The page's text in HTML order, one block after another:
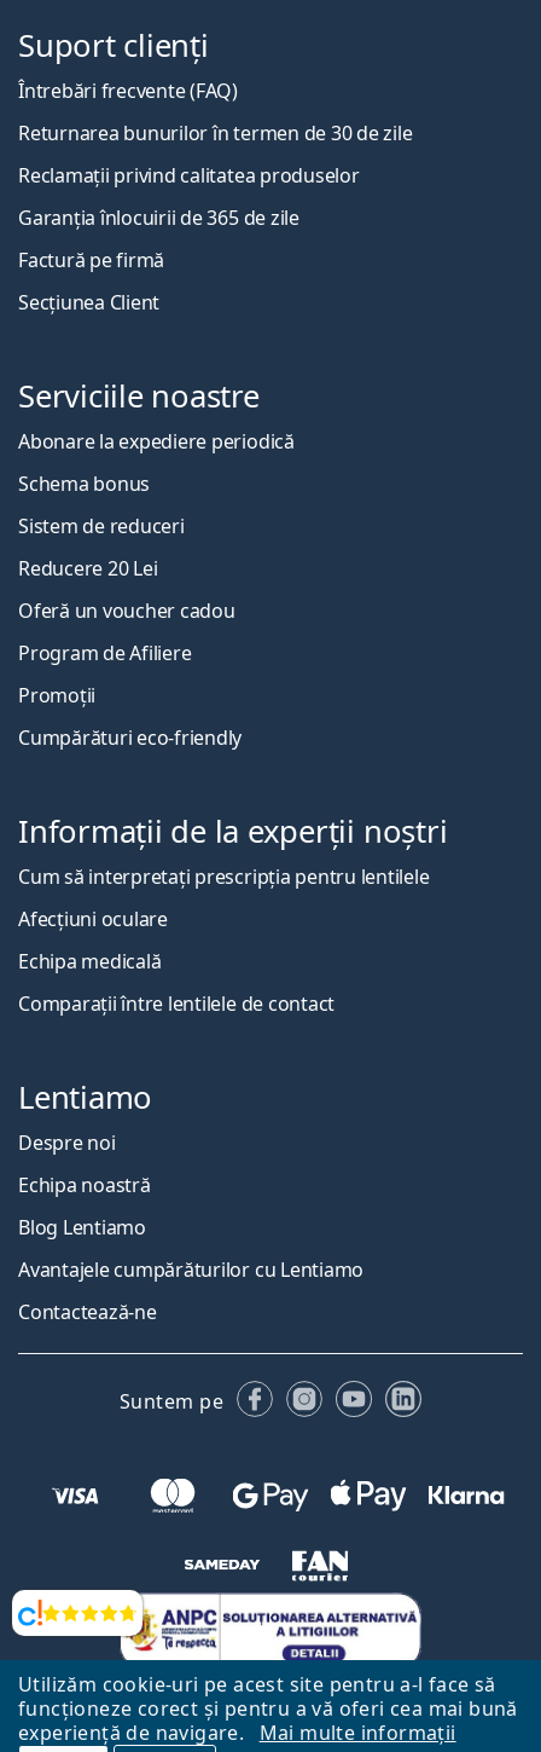
Utilizăm cookie-uri pe acest site pentru a-l face să
funcționeze corect și pentru a vă oferi cea mai bună
experiență de navigare.
Mai multe informații
Opinii
Suport clienți
Întrebări frecvente (FAQ)
Returnarea bunurilor în termen de 30 de zile
Reclamații privind calitatea produselor
Garanția înlocuirii de 365 de zile
Factură pe firmă
Secțiunea Client
Serviciile noastre
Abonare la expediere periodică
Schema bonus
Sistem de reduceri
Reducere 20 Lei
Oferă un voucher cadou
Program de Afiliere
Promoții
Cumpărături eco-friendly
Informații de la experții noștri
Cum să interpretați prescripția pentru lentilele
Afecțiuni oculare
Echipa medicală
Comparații între lentilele de contact
Lentiamo
Despre noi
Echipa noastră
Blog Lentiamo
Avantajele cumpărăturilor cu Lentiamo
Contactează-ne
Suntem pe FacebookInstagram
YouTubeLinkedIn